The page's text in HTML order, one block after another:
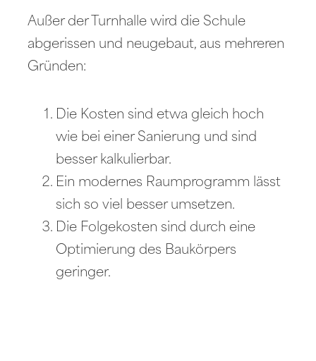
Außer der Turnhalle wird die Schule
abgerissen und neugebaut, aus mehreren
Gründen:
Die Kosten sind etwa gleich hoch
wie bei einer Sanierung und sind
besser kalkulierbar.
Ein modernes Raumprogramm lässt
sich so viel besser umsetzen.
Die Folgekosten sind durch eine
Optimierung des Baukörpers
geringer.